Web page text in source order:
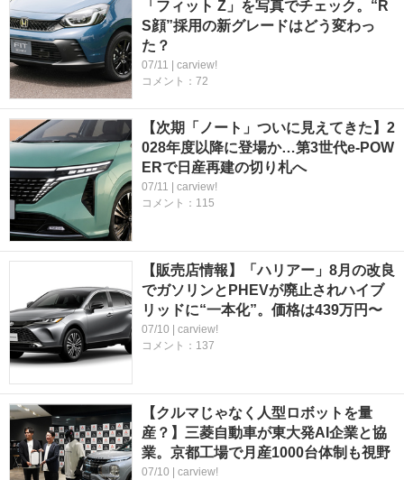
「フィット Z」を写真でチェック。“R
S顔”採用の新グレードはどう変わっ
た？
07/11 | carview!
コメント：72
【次期「ノート」ついに見えてきた】2
028年度以降に登場か…第3世代e-POW
ERで日産再建の切り札へ
07/11 | carview!
コメント：115
【販売店情報】「ハリアー」8月の改良
でガソリンとPHEVが廃止されハイブ
リッドに“一本化”。価格は439万円〜
07/10 | carview!
コメント：137
【クルマじゃなく人型ロボットを量
産？】三菱自動車が東大発AI企業と協
業。京都工場で月産1000台体制も視野
07/10 | carview!